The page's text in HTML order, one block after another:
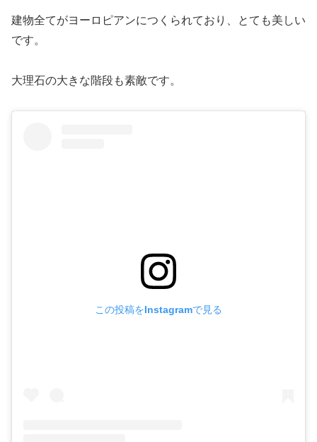
建物全てがヨーロピアンにつくられており、とても美しい
です。
大理石の大きな階段も素敵です。
この投稿をInstagramで見る